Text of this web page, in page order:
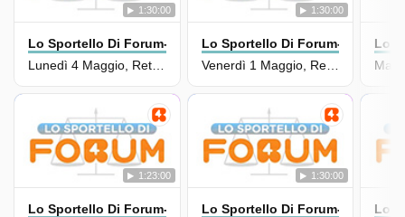
1:30:00
Lo Sportello Di Forum-
Lunedì 4 Maggio, Rete 4
1:30:00
Lo Sportello Di Forum-
Venerdì 1 Maggio, Rete 4
1:23:00
Lo Sportello Di Forum-
1:30:00
Lo Sportello Di Forum-
Lo
Lo